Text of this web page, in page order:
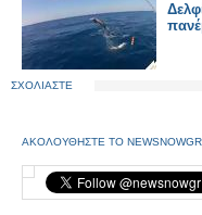
ΣΧΟΛΙΑΣΤΕ
ΑΚΟΛΟΥΘΗΣΤΕ ΤΟ